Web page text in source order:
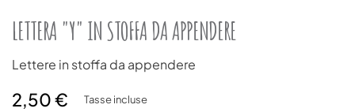
LETTERA "Y" IN STOFFA DA APPENDERE
Lettere in stoffa da appendere
2,50 € Tasse incluse